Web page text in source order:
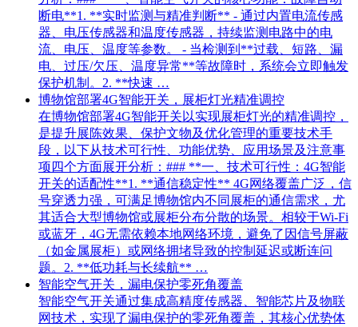
断电**1. **实时监测与精准判断** - 通过内置电流传感
器、电压传感器和温度传感器，持续监测电路中的电
流、电压、温度等参数。 - 当检测到**过载、短路、漏
电、过压/欠压、温度异常**等故障时，系统会立即触发
保护机制。2. **快速 …
博物馆部署4G智能开关，展柜灯光精准调控
在博物馆部署4G智能开关以实现展柜灯光的精准调控，
是提升展陈效果、保护文物及优化管理的重要技术手
段，以下从技术可行性、功能优势、应用场景及注意事
项四个方面展开分析：### **一、技术可行性：4G智能
开关的适配性**1. **通信稳定性** 4G网络覆盖广泛，信
号穿透力强，可满足博物馆内不同展柜的通信需求，尤
其适合大型博物馆或展柜分布分散的场景。相较于Wi-Fi
或蓝牙，4G无需依赖本地网络环境，避免了因信号屏蔽
（如金属展柜）或网络拥堵导致的控制延迟或断连问
题。2. **低功耗与长续航** …
智能空气开关，漏电保护零死角覆盖
智能空气开关通过集成高精度传感器、智能芯片及物联
网技术，实现了漏电保护的零死角覆盖，其核心优势体